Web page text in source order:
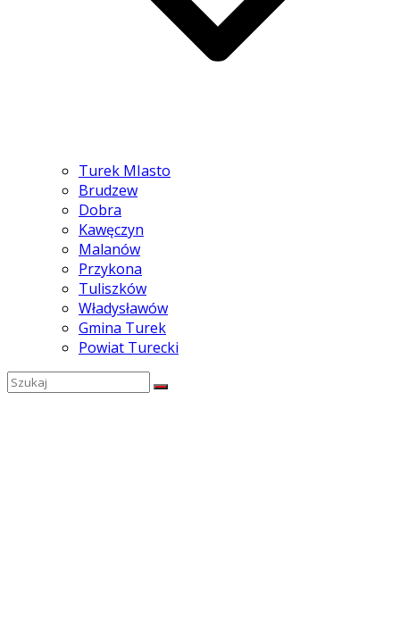
Turek MIasto
Brudzew
Dobra
Kawęczyn
Malanów
Przykona
Tuliszków
Władysławów
Gmina Turek
Powiat Turecki